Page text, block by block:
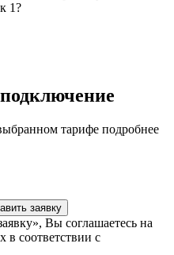
1?
тарифе подробнее
заявку
Вы соглашаетесь на
в соответствии с